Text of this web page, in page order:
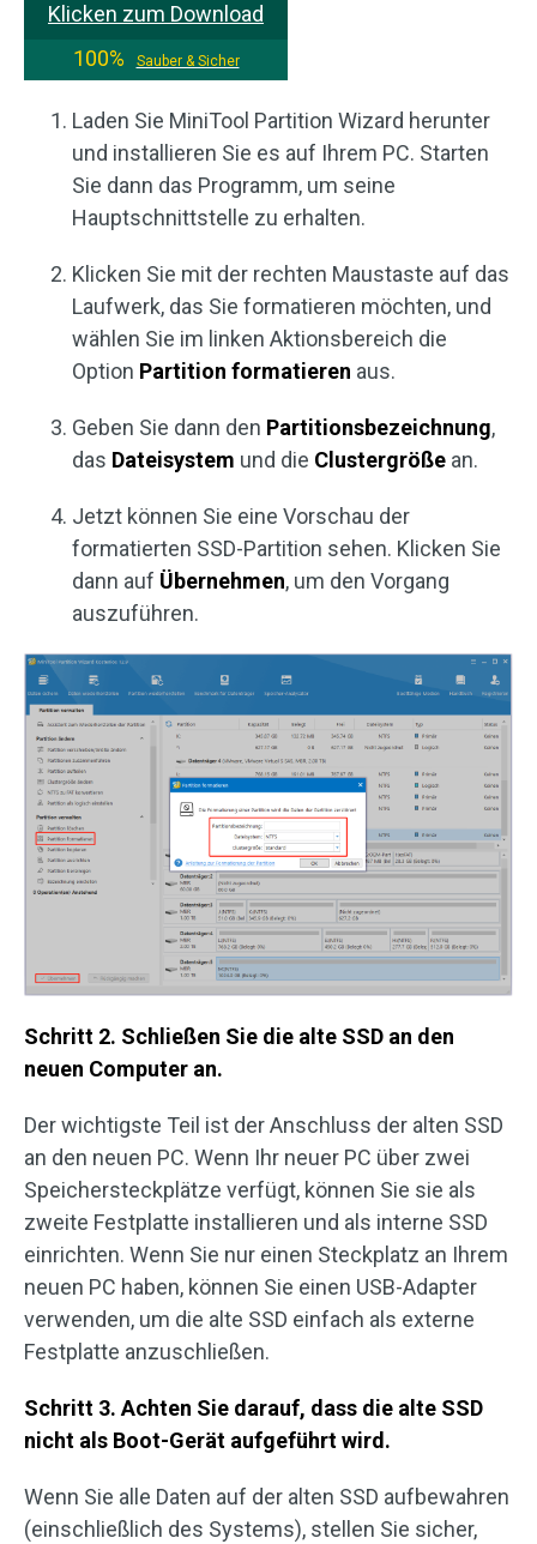
Klicken zum Download
100%
Sauber & Sicher
Laden Sie MiniTool Partition Wizard herunter
und installieren Sie es auf Ihrem PC. Starten
Sie dann das Programm, um seine
Hauptschnittstelle zu erhalten.
Klicken Sie mit der rechten Maustaste auf das
Laufwerk, das Sie formatieren möchten, und
wählen Sie im linken Aktionsbereich die
Option Partition formatieren aus.
Geben Sie dann den Partitionsbezeichnung,
das Dateisystem und die Clustergröße an.
Jetzt können Sie eine Vorschau der
formatierten SSD-Partition sehen. Klicken Sie
dann auf Übernehmen, um den Vorgang
auszuführen.
Schritt 2. Schließen Sie die alte SSD an den
neuen Computer an.
Der wichtigste Teil ist der Anschluss der alten SSD
an den neuen PC. Wenn Ihr neuer PC über zwei
Speichersteckplätze verfügt, können Sie sie als
zweite Festplatte installieren und als interne SSD
einrichten. Wenn Sie nur einen Steckplatz an Ihrem
neuen PC haben, können Sie einen USB-Adapter
verwenden, um die alte SSD einfach als externe
Festplatte anzuschließen.
Schritt 3. Achten Sie darauf, dass die alte SSD
nicht als Boot-Gerät aufgeführt wird.
Wenn Sie alle Daten auf der alten SSD aufbewahren
(einschließlich des Systems), stellen Sie sicher,